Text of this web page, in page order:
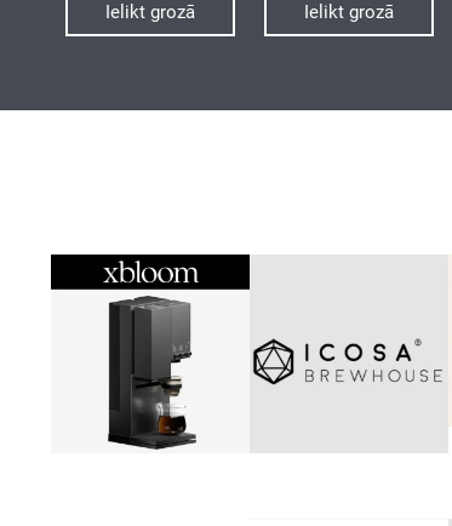
Ielikt grozā Ielikt grozā